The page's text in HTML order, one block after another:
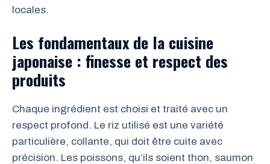
locales.
Les fondamentaux de la cuisine
japonaise : finesse et respect des
produits
Chaque ingrédient est choisi et traité avec un
respect profond. Le riz utilisé est une variété
particulière, collante, qui doit être cuite avec
précision. Les poissons, qu’ils soient thon, saumon